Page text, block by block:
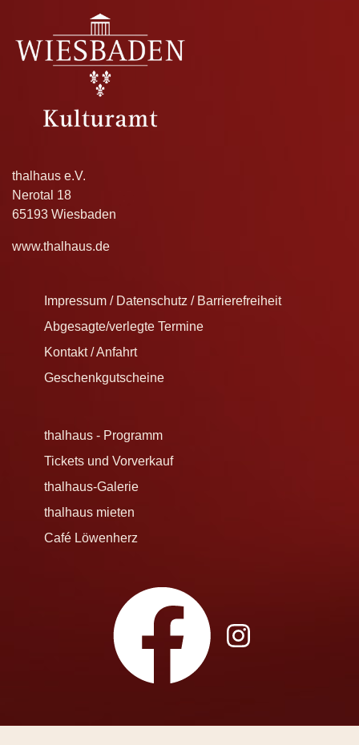
thalhaus e.V.
Nerotal 18
65193 Wiesbaden
www.thalhaus.de
Impressum / Datenschutz / Barrierefreiheit
Abgesagte/verlegte Termine
Kontakt / Anfahrt
Geschenkgutscheine
thalhaus - Programm
Tickets und Vorverkauf
thalhaus-Galerie
thalhaus mieten
Café Löwenherz